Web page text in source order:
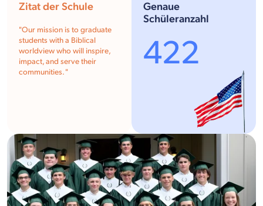
Zitat der Schule
"Our mission is to graduate
students with a Biblical
worldview who will inspire,
impact, and serve their
communities. "
Genaue
Schüleranzahl
422